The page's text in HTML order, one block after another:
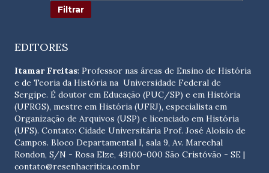
EDITORES
Itamar Freitas: Professor nas áreas de Ensino de História
e de Teoria da História na Universidade Federal de
Sergipe. É doutor em Educação (PUC/SP) e em História
(UFRGS), mestre em História (UFRJ), especialista em
Organização de Arquivos (USP) e licenciado em História
(UFS). Contato: Cidade Universitária Prof. José Aloísio de
Campos. Bloco Departamental I, sala 9, Av. Marechal
Rondon, S/N - Rosa Elze, 49100-000 São Cristóvão - SE |
contato@resenhacritica.com.br